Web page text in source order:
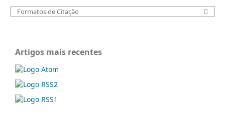
Formatos de Citação
Artigos mais recentes